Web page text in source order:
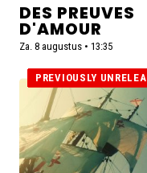
DES PREUVES
D'AMOUR
Za. 8 augustus • 13:35
Lees
meer
over
Magellan
(Previously
PREVIOUSLY UNRELEASED